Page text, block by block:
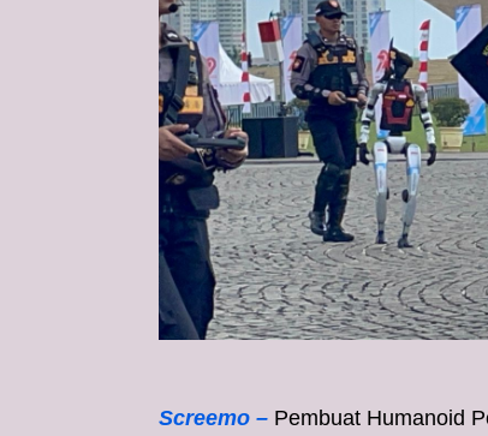
Screemo – Pembuat Humanoid